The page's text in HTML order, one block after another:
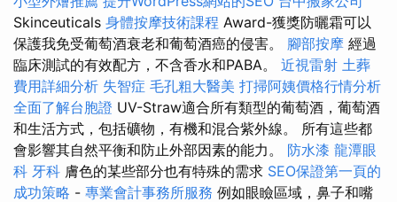
Skinceuticals 身體按摩技術課程 Award-獲獎防曬霜可以
保護我免受葡萄酒衰老和葡萄酒癌的侵害。 腳部按摩 經過
臨床測試的有效配方，不含香水和PABA。 近視雷射 土葬
費用詳細分析 失智症 毛孔粗大醫美 打掃阿姨價格行情分析
全面了解台胞證 UV-Straw適合所有類型的葡萄酒，葡萄酒
和生活方式，包括礦物，有機和混合紫外線。 所有這些都
會影響其自然平衡和防止外部因素的能力。 防水漆 龍潭眼
科 牙科 膚色的某些部分也有特殊的需求 SEO保證第一頁的
成功策略 - 專業會計事務所服務 例如眼瞼區域，鼻子和嘴